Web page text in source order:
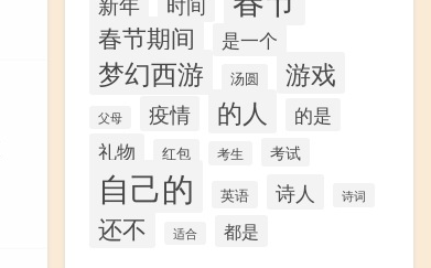
春节期间 是一个
梦幻西游 汤圆 游戏
父母 疫情 的人 的是
礼物 红包 考生 考试
自己的 英语 诗人 诗词
还不 适合 都是